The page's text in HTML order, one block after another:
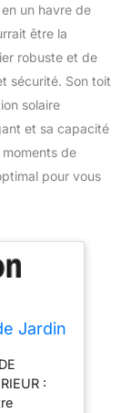
un havre de
être la
robuste et de
sécurité. Son toit
solaire
et sa capacité
de
pour vous
Jardin
cm
: